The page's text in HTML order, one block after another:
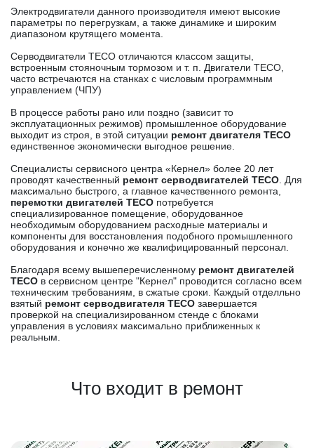
Электродвигатели данного производителя имеют высокие
параметры по перегрузкам, а также динамике и широким
диапазоном крутящего момента.
Серводвигатели TECO отличаются классом защиты,
встроенным стояночным тормозом и т. п. Двигатели TECO,
часто встречаются на станках с числовым программным
управлением (ЧПУ)
В процессе работы рано или поздно (зависит то
эксплуатационных режимов) промышленное оборудование
выходит из строя, в этой ситуации ремонт двигателя TECO
единственное экономически выгодное решение.
Специалисты сервисного центра «Кернел» более 20 лет
проводят качественный ремонт серводвигателей TECO . Для
максимально быстрого, а главное качественного ремонта,
перемотки двигателей TECO потребуется
специализированное помещение, оборудованное
необходимым оборудованием расходные материалы и
компоненты для восстановления подобного промышленного
оборудования и конечно же квалифицированный персонал.
Благодаря всему вышеперечисленному ремонт двигателей
TECO в сервисном центре "Кернел" проводится согласно всем
техническим требованиям, в сжатые сроки. Каждый отделльно
взятый ремонт серводвигателя TECO завершается
проверкой на специализированном стенде с блоками
управления в условиях максимально приближенных к
реальным.
Что входит в ремонт